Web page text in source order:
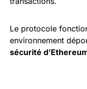
Le protocole
environnement
sécurité